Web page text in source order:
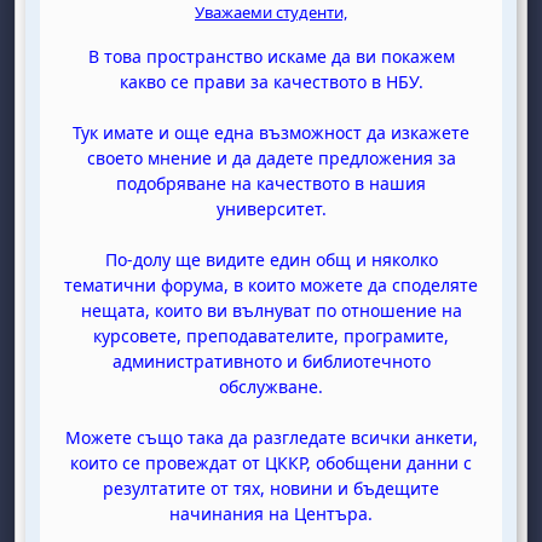
Уважаеми студенти,
В това пространство искаме да ви покажем
какво се прави за качеството в НБУ.
Тук имате и още една възможност да изкажете
своето мнение и да дадете предложения за
подобряване на качеството в нашия
университет.
По-долу ще видите един общ и няколко
тематични форума, в които можете да споделяте
нещата, които ви вълнуват по отношение на
курсовете, преподавателите, програмите,
административното и библиотечното
обслужване.
Можете също така да разгледате всички анкети,
които се провеждат от ЦККР, обобщени данни с
резултатите от тях, новини и бъдещите
начинания на Центъра.